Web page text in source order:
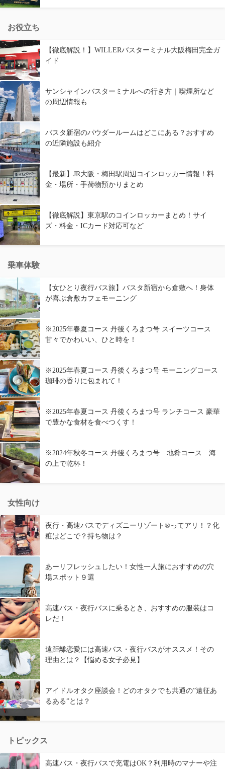
お役立ち
【徹底解説！】WILLERバスターミナル大阪梅田完全ガ
イド
サンシャインバスターミナルへの行き方｜喫煙所など
の周辺情報も
バスタ新宿のパウダールームはどこにある？おすすめ
の近隣施設も紹介
【最新】JR大阪・梅田駅周辺コインロッカー情報！料
金・場所・手荷物預かりまとめ
【徹底解説】東京駅のコインロッカーまとめ！サイ
ズ・料金・ICカード対応可など
乗車体験
【女ひとり夜行バス旅】バスタ新宿から倉敷へ！身体
が喜ぶ倉敷カフェモーニング
※2025年春夏コース 丹後くろまつ号 スイーツコース
甘々でかわいい、ひと時を！
※2025年春夏コース 丹後くろまつ号 モーニングコース
珈琲の香りに包まれて！
※2025年春夏コース 丹後くろまつ号 ランチコース 豪華
で豊かな食材を食べつくす！
※2024年秋冬コース 丹後くろまつ号 地肴コース 海
の上で乾杯！
女性向け
夜行・高速バスでディズニーリゾート®ってアリ！？化
粧はどこで？持ち物は？
あーリフレッシュしたい！女性一人旅におすすめの穴
場スポット９選
高速バス・夜行バスに乗るとき、おすすめの服装はコ
レだ！
遠距離恋愛には高速バス・夜行バスがオススメ！その
理由とは？【悩める女子必見】
アイドルオタク座談会！どのオタクでも共通の”遠征あ
るある”とは？
トピックス
高速バス・夜行バスで充電はOK？利用時のマナーや注